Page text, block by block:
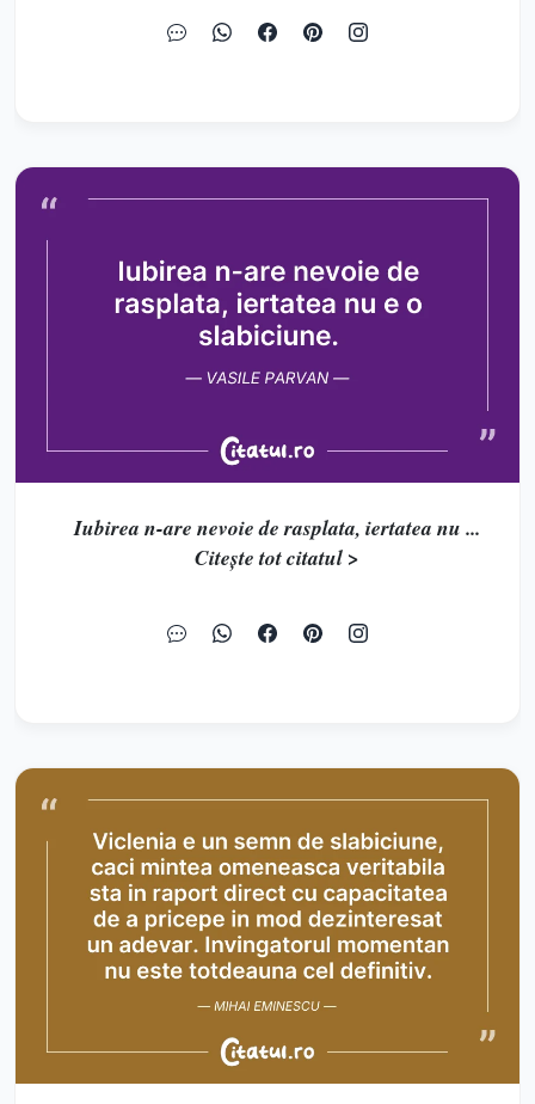
Iubirea n-are nevoie de rasplata, iertatea nu ...
Citește tot citatul >